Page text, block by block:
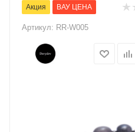
Акция ВАУ ЦЕНА
Артикул: RR-W005